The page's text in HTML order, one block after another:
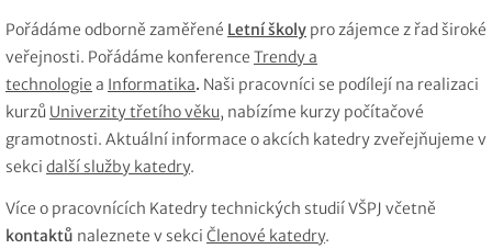
Pořádáme odborně zaměřené Letní školy pro zájemce z řad široké
veřejnosti. Pořádáme konference Trendy a
technologie a Informatika. Naši pracovníci se podílejí na realizaci
kurzů Univerzity třetího věku, nabízíme kurzy počítačové
gramotnosti. Aktuální informace o akcích katedry zveřejňujeme v
sekci další služby katedry.
Více o pracovnících Katedry technických studií VŠPJ včetně
kontaktů naleznete v sekci Členové katedry.